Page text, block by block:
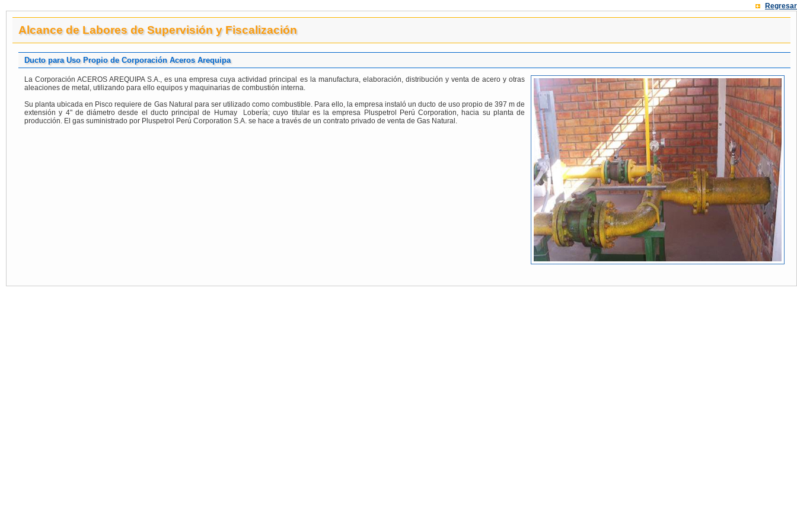
Regresar
Alcance de Labores de Supervisión y Fiscalización
Ducto para Uso Propio de Corporación Aceros Arequipa
La Corporación ACEROS AREQUIPA S.A., es una empresa cuya actividad principal es la manufactura, elaboración, distribución y venta de acero y otras
aleaciones de metal, utilizando para ello equipos y maquinarias de combustión interna.
Su planta ubicada en Pisco requiere de Gas Natural para ser utilizado como combustible. Para ello, la empresa instaló un ducto de uso propio de 397 m de
extensión y 4" de diámetro desde el ducto principal de Humay ­ Lobería; cuyo titular es la empresa Pluspetrol Perú Corporation, hacia su planta de
producción. El gas suministrado por Pluspetrol Perú Corporation S.A. se hace a través de un contrato privado de venta de Gas Natural.